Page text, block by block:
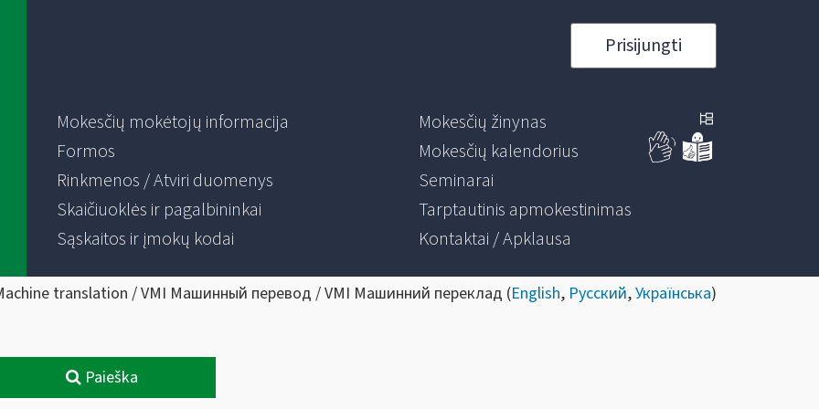
Prisijungti
Mokesčių mokėtojų informacija
Formos
Rinkmenos / Atviri duomenys
Skaičiuoklės ir pagalbininkai
Sąskaitos ir įmokų kodai
Mokesčių žinynas
Mokesčių kalendorius
Seminarai
Tarptautinis apmokestinimas
Kontaktai / Apklausa
translation / VMI Машинный перевод / VMI Машинний переклад (English, Русский,Українська)
Paieška